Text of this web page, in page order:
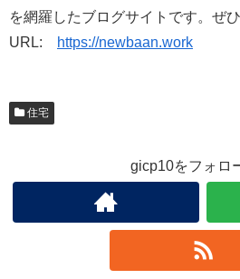
を網羅したブログサイトです。ぜ
URL:
https://newbaan.work
住宅
gicp10をフォロ